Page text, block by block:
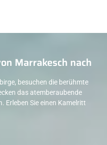
Marrakesch nach
besuchen die berühmte
das atemberaubende
Erleben Sie einen Kamelritt